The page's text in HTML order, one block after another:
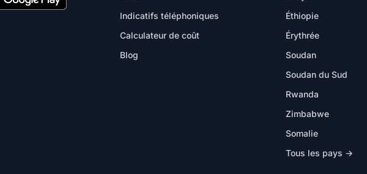
Indicatifs téléphoniques
Calculateur de coût
Blog
Éthiopie
Érythrée
Soudan
Soudan du Sud
Rwanda
Zimbabwe
Somalie
Tous les pays →